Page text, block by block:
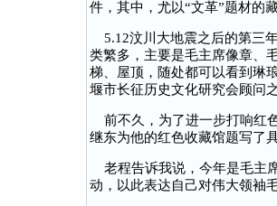
件，其中，尤以“文革”题材的
5.12汶川大地震之后的第三
类繁多，主要是毛主席像章、
梯、屋顶，随处都可以看到琳
堰市长征历史文化研究会顾问之
前不久，为了进一步打响红
继东为他的红色收藏馆题写了
老程告诉我说，今年是毛主
动，以此表达自己对伟大领袖